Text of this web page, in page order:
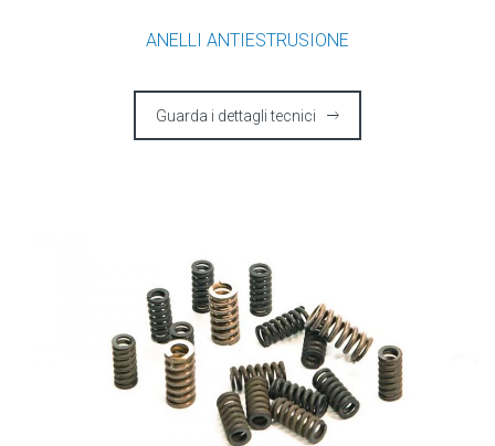
ANELLI ANTIESTRUSIONE
Guarda i dettagli tecnici